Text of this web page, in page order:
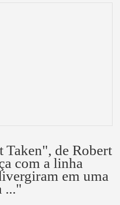
Taken", de Robert
com a linha
em uma
..."